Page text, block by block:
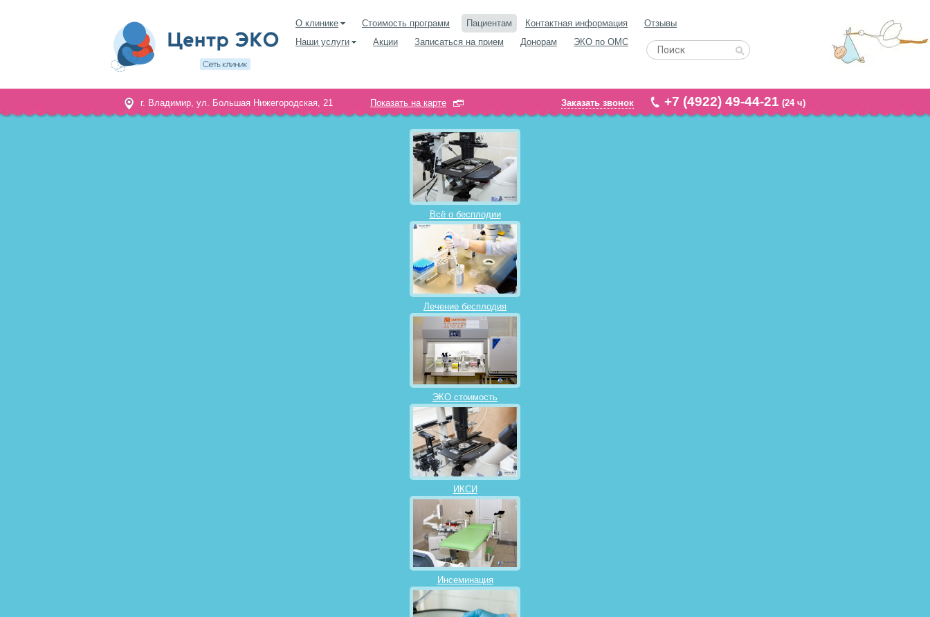
О клинике Стоимость программ Пациентам Контактная информация
Отзывы
Наши услуги
Акции Записаться на прием Донорам ЭКО по ОМС
г. Владимир, ул. Большая Нижегородская, 21 Показать на карте Заказать звонок +7 (4922) 49-44-21 (24 ч)
Всё о бесплодии
Лечение бесплодия
ЭКО стоимость
ИКСИ
Инсеминация